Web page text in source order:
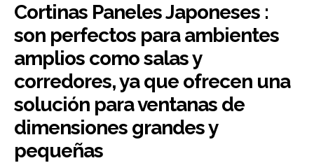
Cortinas Paneles Japoneses :
son perfectos para ambientes
amplios como salas y
corredores, ya que ofrecen una
solución para ventanas de
dimensiones grandes y
pequeñas